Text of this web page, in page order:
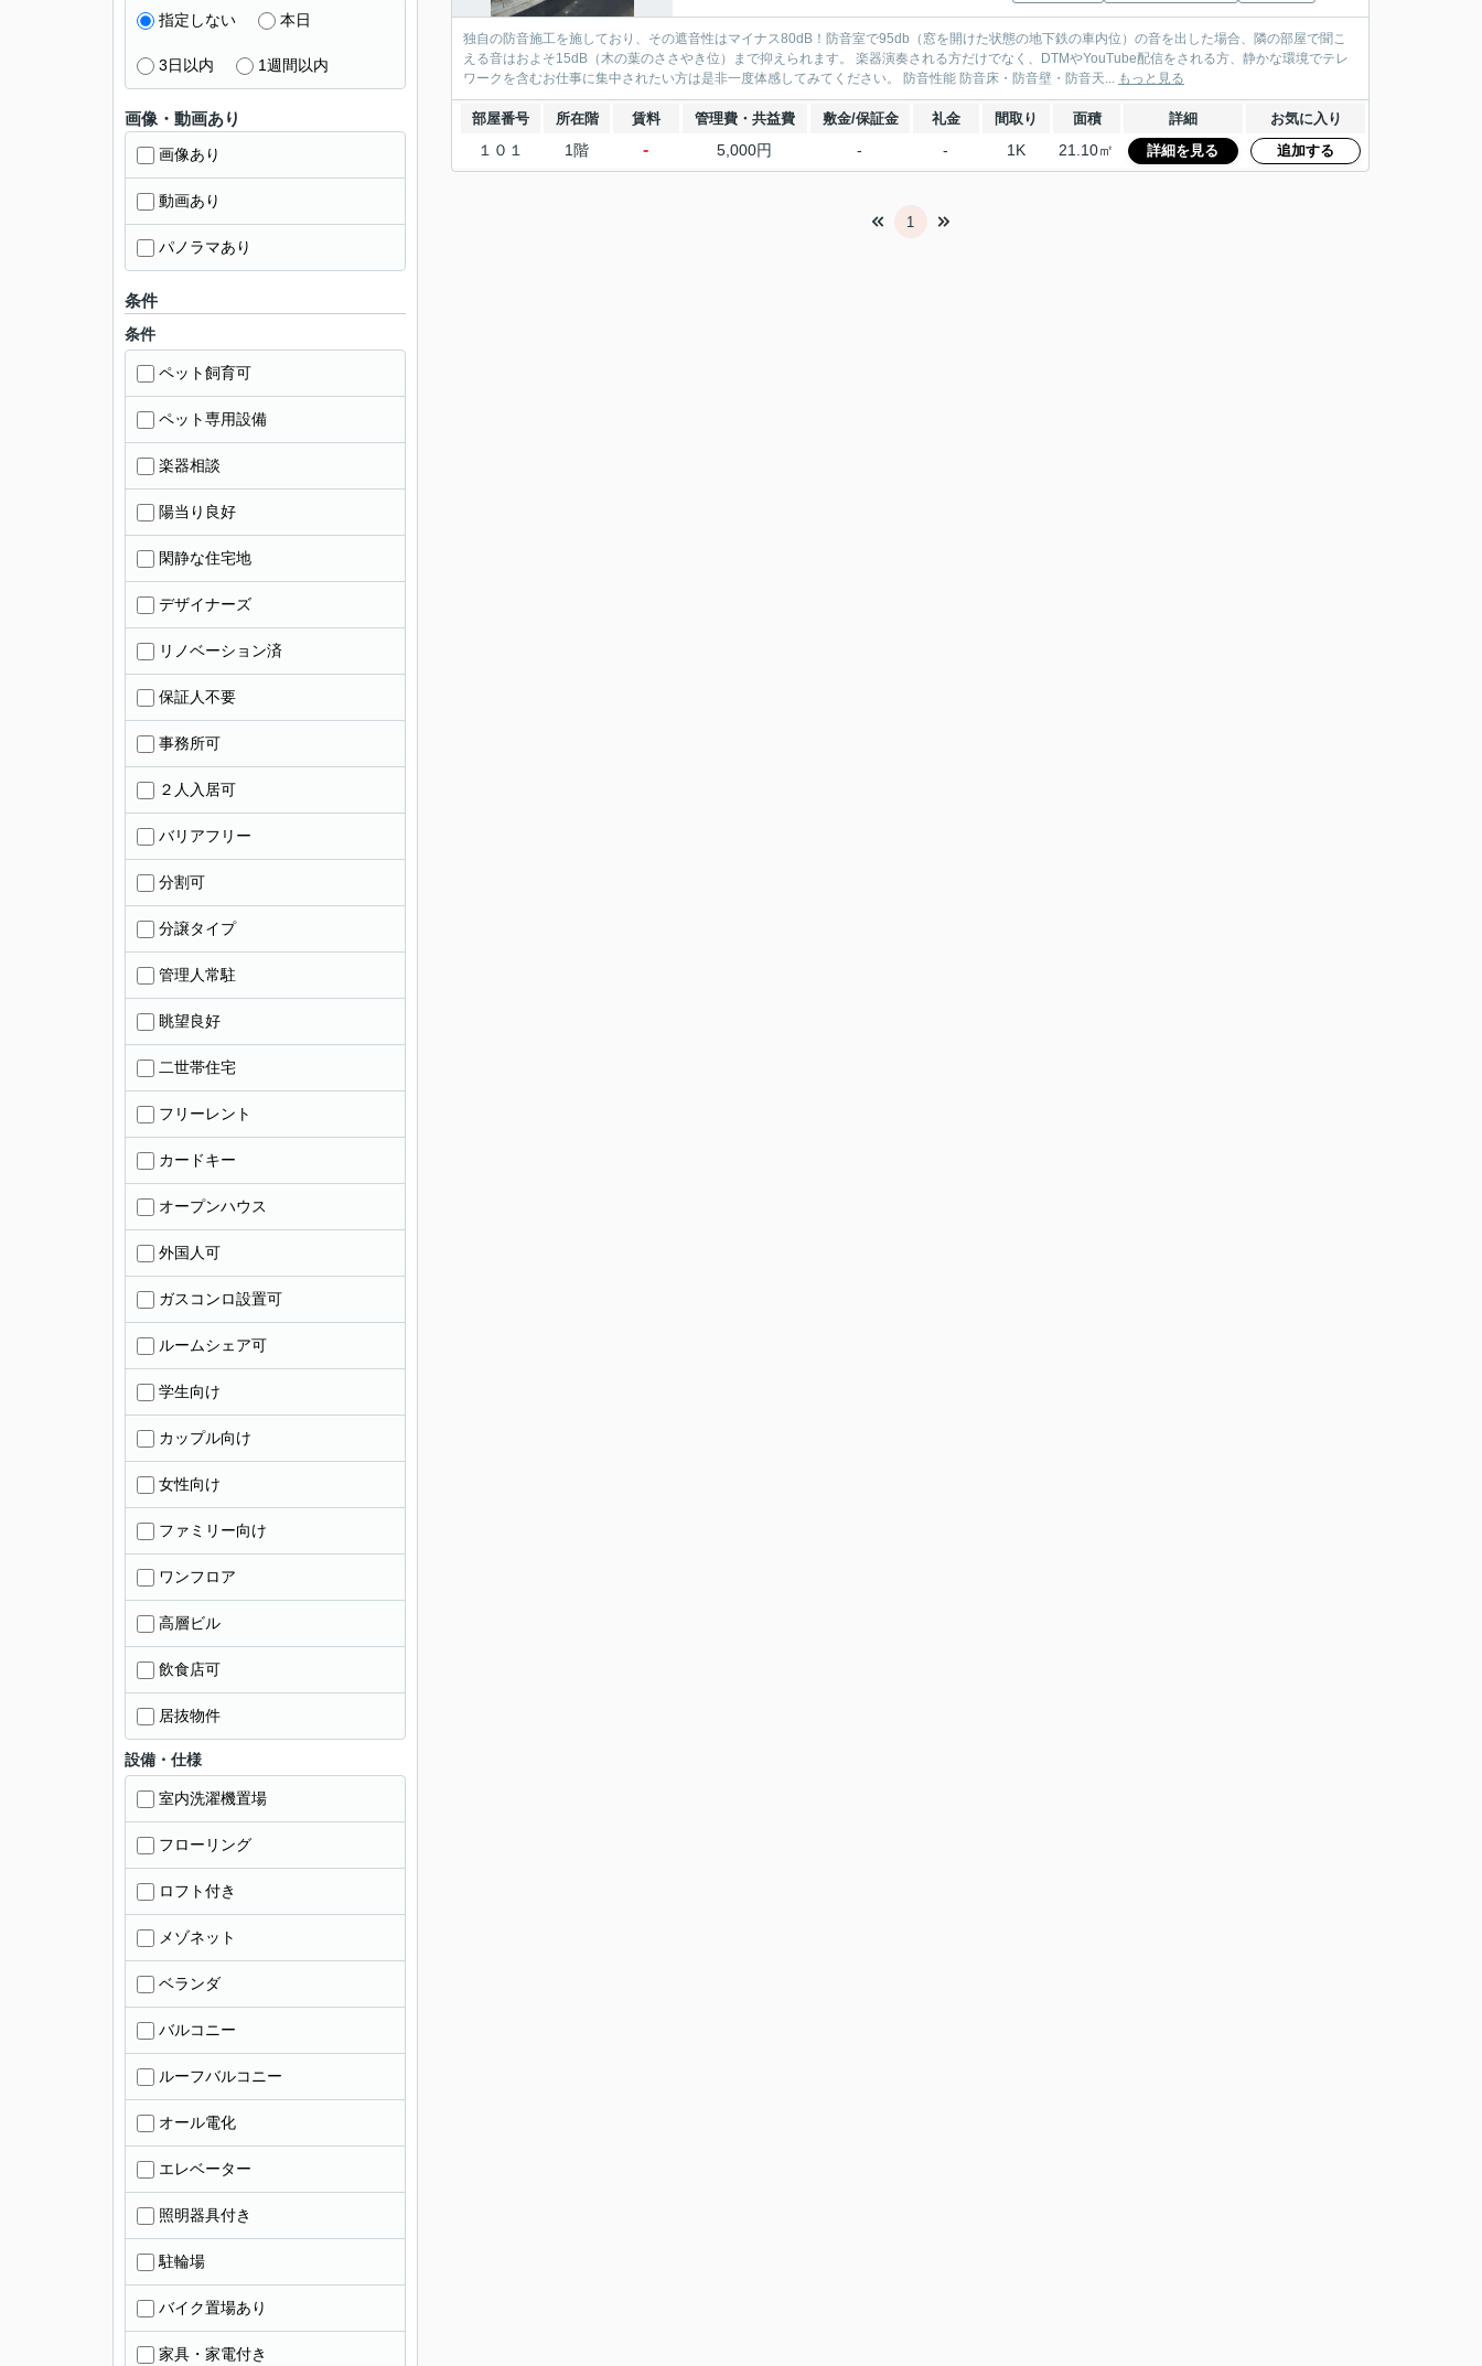
独自の防音施工を施しており、その遮音性はマイナス80dB！防音室で95db（窓を開けた状態の地下鉄の車内位）の音を出した場合、隣の部屋で聞こ
える音はおよそ15dB（木の葉のささやき位）まで抑えられます。 楽器演奏される方だけでなく、DTMやYouTube配信をされる方、静かな環境でテレ
ワークを含むお仕事に集中されたい方は是非一度体感してみてください。 防音性能 防音床・防音壁・防音天... もっと見る
部屋番号 所在階 賃料 管理費・共益費 敷金/保証金 礼金 間取り 面積 詳細 お気に入り
１０１ 1階 - 5,000円 - - 1K 21.10㎡ 詳細を見る 追加する
1
指定しない 本日
3日以内 1週間以内
画像・動画あり
画像あり
動画あり
パノラマあり
条件
条件
ペット飼育可
ペット専用設備
楽器相談
陽当り良好
閑静な住宅地
デザイナーズ
リノベーション済
保証人不要
事務所可
２人入居可
バリアフリー
分割可
分譲タイプ
管理人常駐
眺望良好
二世帯住宅
フリーレント
カードキー
オープンハウス
外国人可
ガスコンロ設置可
ルームシェア可
学生向け
カップル向け
女性向け
ファミリー向け
ワンフロア
高層ビル
飲食店可
居抜物件
設備・仕様
室内洗濯機置場
フローリング
ロフト付き
メゾネット
ベランダ
バルコニー
ルーフバルコニー
オール電化
エレベーター
照明器具付き
駐輪場
バイク置場あり
家具・家電付き